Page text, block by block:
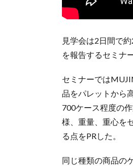
見学会は2日間で
を報告するセミナ
セミナーでは
品をパレットから
700ケース程度の
様、重量、重心を
る点をPRした。
同じ種類の商品の